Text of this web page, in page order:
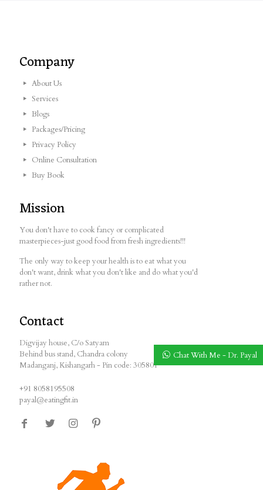
Company
About Us
Services
Blogs
Packages/Pricing
Privacy Policy
Online Consultation
Buy Book
Mission
You don't have to cook fancy or complicated
masterpieces-just good food from fresh ingredients!!!
The only way to keep your health is to eat what you
don't want, drink what you don't like and do what you'd
rather not.
Contact
Digvijay house, C/o Satyam
Behind bus stand, Chandra colony
Madanganj, Kishangarh - Pin code: 305801
+91 8058195508
payal@eatingfit.in
Chat With Me - Dr. Payal